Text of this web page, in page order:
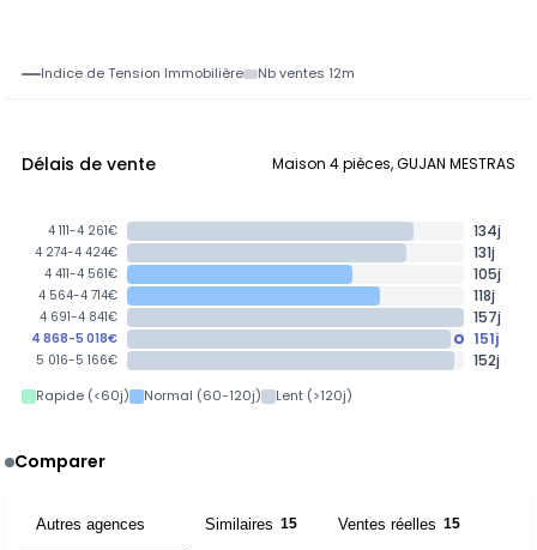
Indice de Tension Immobilière Nb ventes 12m
Délais de vente Maison 4 pièces, GUJAN MESTRAS
4 111-4 261€ 134j
4 274-4 424€ 131j
4 411-4 561€ 105j
4 564-4 714€ 118j
4 691-4 841€ 157j
4 868-5 018€ 151j
5 016-5 166€ 152j
Rapide (<60j) Normal (60-120j) Lent (>120j)
Comparer
Autres agences Similaires 15 Ventes réelles 15